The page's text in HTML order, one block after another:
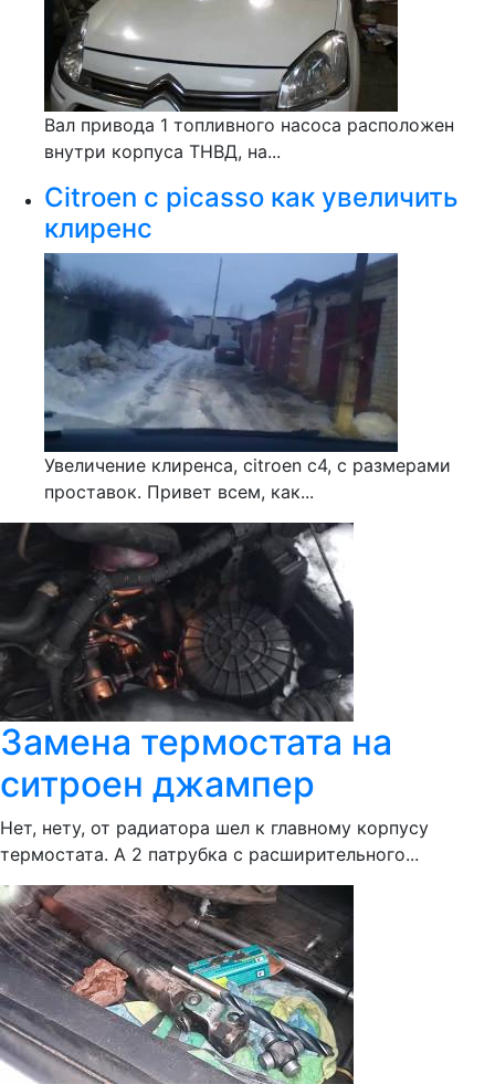
Вал привода 1 топливного насоса расположен
внутри корпуса ТНВД, на...
Citroen c picasso как увеличить
клиренс
Увеличение клиренса, citroen c4, с размерами
проставок. Привет всем, как...
Замена термостата на
ситроен джампер
Нет, нету, от радиатора шел к главному корпусу
термостата. А 2 патрубка с расширительного...